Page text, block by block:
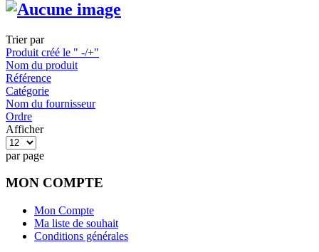
Trier par
Produit créé le " -/+"
Nom du produit
Référence
Catégorie
Nom du fournisseur
Ordre
Afficher
par page
MON COMPTE
Mon Compte
Ma liste de souhait
Conditions générales